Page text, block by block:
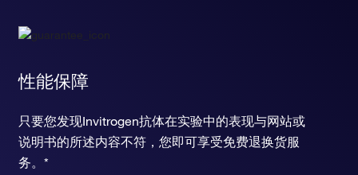
性能保障
只要您发现Invitrogen抗体在实验中的表现与网站或
说明书的所述内容不符，您即可享受免费退换货服
务。*